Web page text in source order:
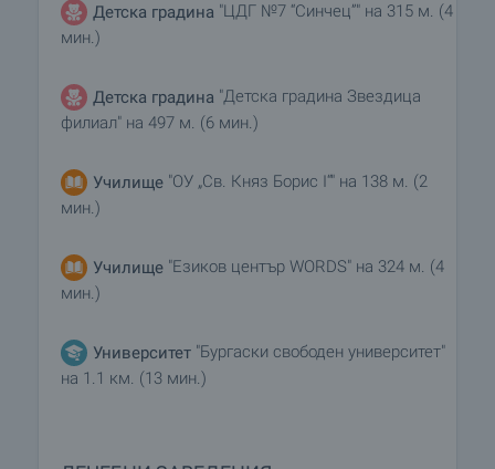
Детска градина "ЦДГ №7 “Синчец”" на 315 м. (4
мин.)
Детска градина "Детска градина Звездица
филиал" на 497 м. (6 мин.)
Училище "ОУ „Св. Княз Борис I“" на 138 м. (2
мин.)
Училище "Езиков център WORDS" на 324 м. (4
мин.)
Университет "Бургаски свободен университет"
на 1.1 км. (13 мин.)